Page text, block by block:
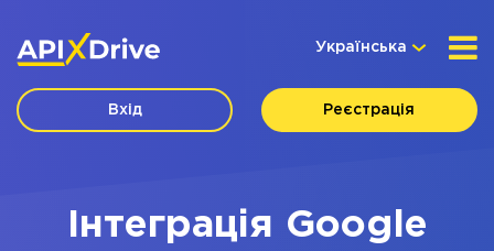
Українська
Вхід Реєстрація
Інтеграція Google